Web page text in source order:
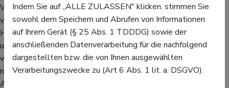
Wer unter schon länger unter einer starken Allergie leidet, hat
vielleicht schon vor der Schwangerschaft mit einer
Hyposensibilisierung begonnen. Diese dauert oft mehrere Jahre
und kann in der Schwangerschaft in der Regel fortgesetzt
werden. Wer die Hyposensibilisierung in der Schwangerschaft
nicht weiterführen will, muss nicht damit rechnen, dass die
Allergie dann schlimmer wird.
Indem Sie auf „ALLE ZULASSEN" klicken, stimmen Sie
sowohl dem Speichern und Abrufen von Informationen
auf Ihrem Gerät (§ 25 Abs. 1 TDDDG) sowie der
anschließenden Datenverarbeitung für die nachfolgend
dargestellten bzw. die von Ihnen ausgewählten
Verarbeitungszwecke zu (Art 6 Abs. 1 lit. a. DSGVO).